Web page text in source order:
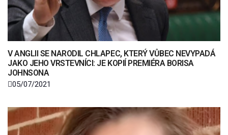
V ANGLII SE NARODIL CHLAPEC, KTERÝ VŮBEC NEVYPADÁ
JAKO JEHO VRSTEVNÍCI: JE KOPIÍ PREMIÉRA BORISA
JOHNSONA
05/07/2021